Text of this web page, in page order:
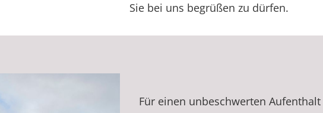
Sie bei uns begrüßen zu dürfen.
Für einen unbeschwerten Aufenthalt